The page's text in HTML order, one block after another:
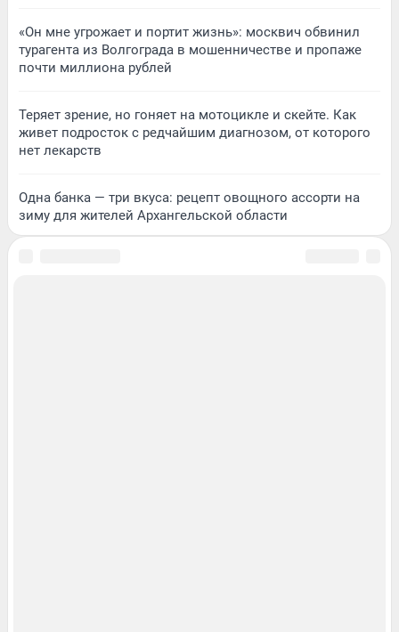
«Он мне угрожает и портит жизнь»: москвич обвинил
турагента из Волгограда в мошенничестве и пропаже
почти миллиона рублей
Теряет зрение, но гоняет на мотоцикле и скейте. Как
живет подросток с редчайшим диагнозом, от которого
нет лекарств
Одна банка — три вкуса: рецепт овощного ассорти на
зиму для жителей Архангельской области